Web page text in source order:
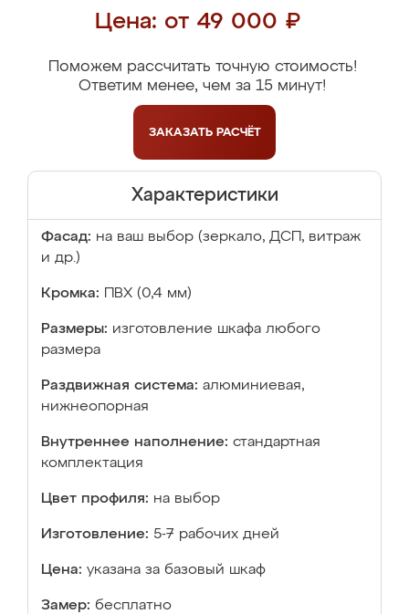
Цена: от 49 000 ₽
Поможем рассчитать точную стоимость!
Ответим менее, чем за 15 минут!
ЗАКАЗАТЬ РАСЧЁТ
Характеристики
Фасад: на ваш выбор (зеркало, ДСП, витраж
и др.)
Кромка: ПВХ (0,4 мм)
Размеры: изготовление шкафа любого
размера
Раздвижная система: алюминиевая,
нижнеопорная
Внутреннее наполнение: стандартная
комплектация
Цвет профиля: на выбор
Изготовление: 5-7 рабочих дней
Цена: указана за базовый шкаф
Замер: бесплатно